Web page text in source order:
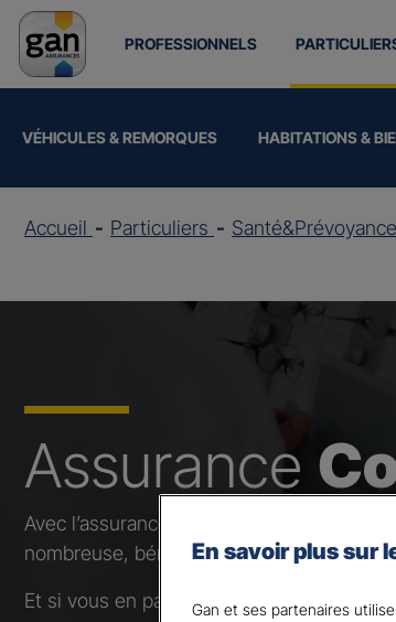
PROFESSIONNELS
VÉHICULES & REMORQUES HABITATIONS &
Accueil Particuliers Santé&Prévoyance
Assurance
Avec l’assurance Complémentaire Santé
nombreuse, bénéficiez d’une assurance
Et si vous en parliez avec votre Agent
En savoir plus sur
Gan et ses partenaires